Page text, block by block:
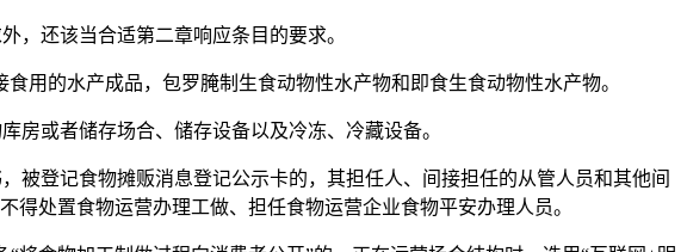
还该当合适第二章响应条目的要求。
的水产成品，包罗腌制生食动物性水产物和即食生食动物性水产物。
或者储存场合、储存设备以及冷冻、冷藏设备。
登记食物摊贩消息登记公示卡的，其担任人、间接担任的从管人员和其他间
处置食物运营办理工做、担任食物运营企业食物平安办理人员。